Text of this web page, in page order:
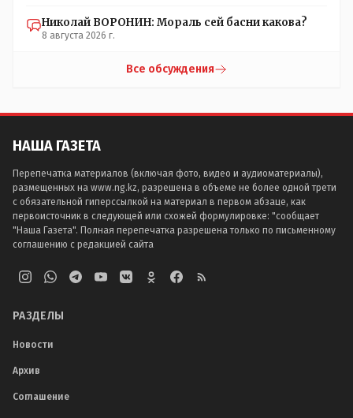
Николай ВОРОНИН: Мораль сей басни какова?
8 августа 2026 г.
Все обсуждения
НАША ГАЗЕТА
Перепечатка материалов (включая фото, видео и аудиоматериалы),
размещенных на www.ng.kz, разрешена в объеме не более одной трети
с обязательной гиперссылкой на материал в первом абзаце, как
первоисточник в следующей или схожей формулировке: "сообщает
"Наша Газета". Полная перепечатка разрешена только по письменному
соглашению с редакцией сайта
РАЗДЕЛЫ
Новости
Архив
Соглашение